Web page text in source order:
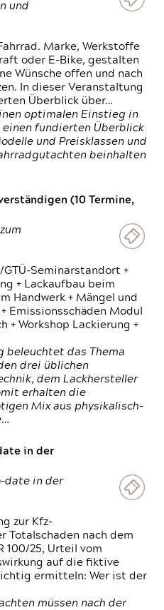
und
Marke, Werkstoffe
oder E-Bike, gestalten
Wünsche offen und nach
In dieser Veranstaltung
Überblick über…
optimalen Einstieg in
fundierten Überblick
und Preisklassen und
beinhalten
(10 Termine,
GTÜ-Seminarstandort +
+ Lackaufbau beim
Handwerk + Mängel und
Emissionsschäden Modul
+ Workshop Lackierung +
beleuchtet das Thema
drei üblichen
dem Lackhersteller
erhalten die
Mix aus physikalisch-
in der
date in der
zur Kfz-
Totalschaden nach dem
100/25, Urteil vom
auf die fiktive
ermitteln: Wer ist der
müssen nach der